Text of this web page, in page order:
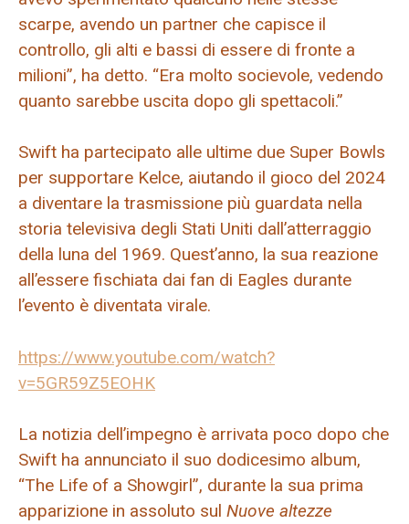
scarpe, avendo un partner che capisce il
controllo, gli alti e bassi di essere di fronte a
milioni”, ha detto. “Era molto socievole, vedendo
quanto sarebbe uscita dopo gli spettacoli.”
Swift ha partecipato alle ultime due Super Bowls
per supportare Kelce, aiutando il gioco del 2024
a diventare la trasmissione più guardata nella
storia televisiva degli Stati Uniti dall’atterraggio
della luna del 1969. Quest’anno, la sua reazione
all’essere fischiata dai fan di Eagles durante
l’evento è diventata virale.
https://www.youtube.com/watch?
v=5GR59Z5EOHK
La notizia dell’impegno è arrivata poco dopo che
Swift ha annunciato il suo dodicesimo album,
“The Life of a Showgirl”, durante la sua prima
apparizione in assoluto sul Nuove altezze